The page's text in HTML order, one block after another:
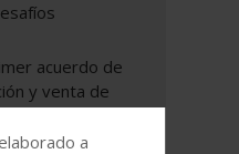
acuerdo de
y venta de
acetolito en
a